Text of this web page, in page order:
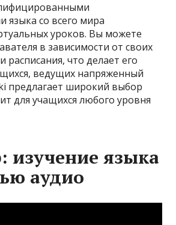
языка со всего мира
уроков. Вы можете
в зависимости от своих
расписания, что делает его
ведущих напряженный
предлагает широкий выбор
для учащихся любого уровня
изучение языка
аудио